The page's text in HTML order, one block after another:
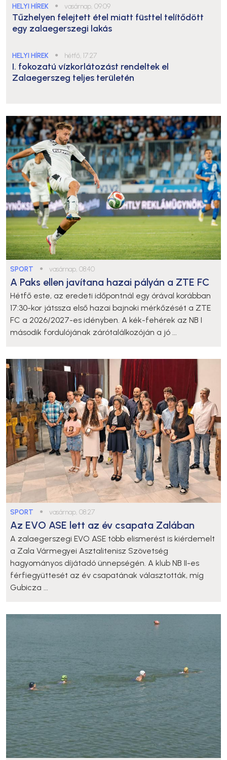
HELYI HÍREK ● vasárnap, 09:09
Tűzhelyen felejtett étel miatt füsttel telítődött
egy zalaegerszegi lakás
HELYI HÍREK ● hétfő, 17:27
I. fokozatú vízkorlátozást rendeltek el
Zalaegerszeg teljes területén
SPORT ● vasárnap, 08:40
A Paks ellen javítana hazai pályán a ZTE FC
Hétfő este, az eredeti időpontnál egy órával korábban
17:30-kor játssza első hazai bajnoki mérkőzését a ZTE
FC a 2026/2027-es idényben. A kék-fehérek az NB I
második fordulójának zárótalálkozóján a jó ...
SPORT ● vasárnap, 08:27
Az EVO ASE lett az év csapata Zalában
A zalaegerszegi EVO ASE több elismerést is kiérdemelt
a Zala Vármegyei Asztalitenisz Szövetség
hagyományos díjátadó ünnepségén. A klub NB II-es
férfiegyüttesét az év csapatának választották, míg
Gubicza ...